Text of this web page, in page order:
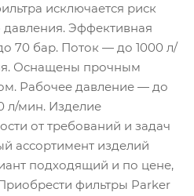
исключается риск
давления. Эффективная
70 бар. Поток — до 1000 л/
Оснащены прочным
Рабочее давление — до
л/мин. Изделие
от требований и задач
ассортимент изделий
подходящий и по цене,
фильтры Parker